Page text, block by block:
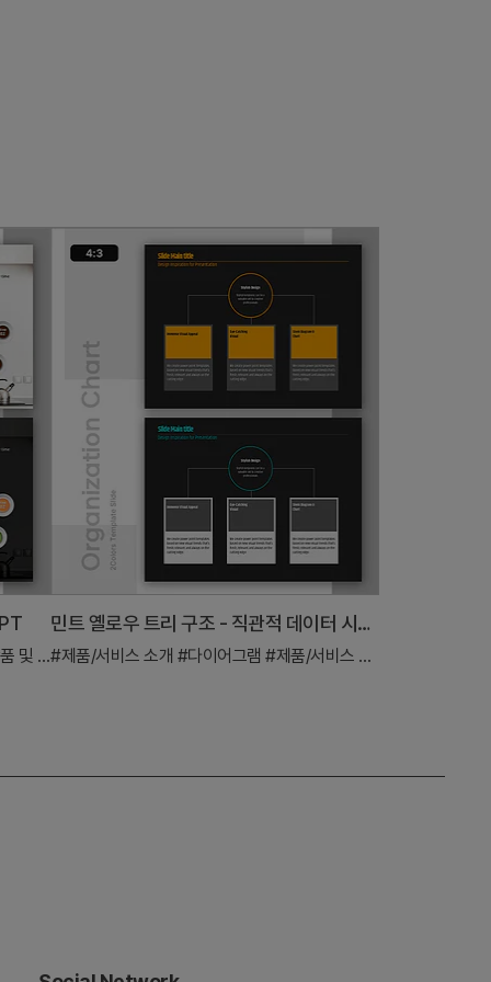
비스 개요
민트 옐로우 트리 구조 - 직관적 데이터 시각화
#제품/서비스 소개 #다이어그램 #제품/서비스 소개